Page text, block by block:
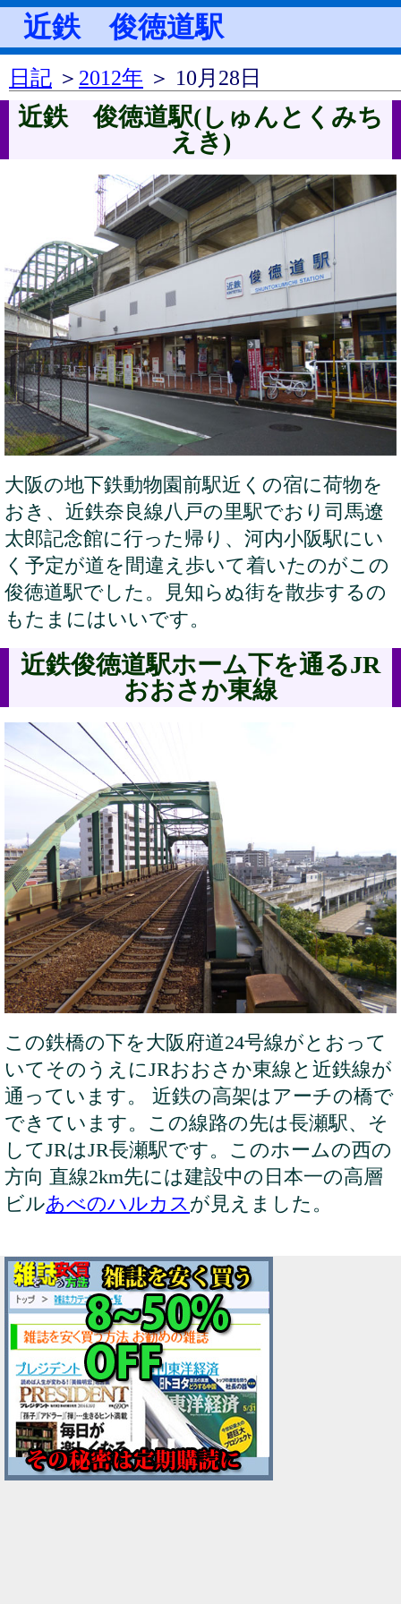
近鉄 俊徳道駅
日記 ＞ 2012年 ＞ 10月28日
近鉄 俊徳道駅(しゅんとくみち
えき)
大阪の地下鉄動物園前駅近くの宿に荷物を
おき、近鉄奈良線八戸の里駅でおり司馬遼
太郎記念館に行った帰り、河内小阪駅にい
く予定が道を間違え歩いて着いたのがこの
俊徳道駅でした。見知らぬ街を散歩するの
もたまにはいいです。
近鉄俊徳道駅ホーム下を通るJR
おおさか東線
この鉄橋の下を大阪府道24号線がとおって
いてそのうえにJRおおさか東線と近鉄線が
通っています。 近鉄の高架はアーチの橋で
できています。この線路の先は長瀬駅、そ
してJRはJR長瀬駅です。このホームの西の
方向 直線2km先には建設中の日本一の高層
ビルあべのハルカス が見えました。